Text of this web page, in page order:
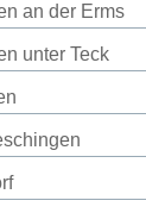
an der Erms
unter Teck